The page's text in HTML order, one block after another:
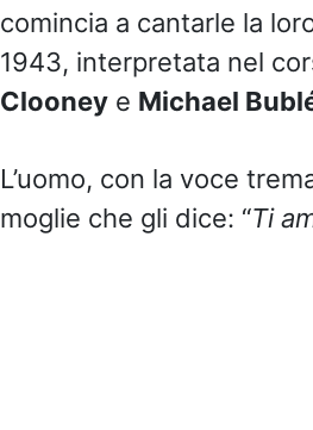
comincia a cantarle la
1943, interpretata nel
Clooneye Michael
L’uomo, con la voce
moglie che gli dice: “Ti